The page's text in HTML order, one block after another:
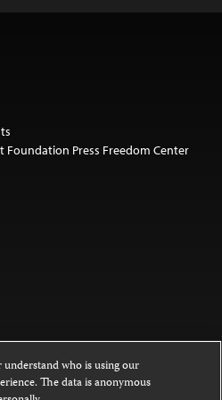
Foundation Press Freedom Center
website is licensed under a
who is using our
The data is anonymous